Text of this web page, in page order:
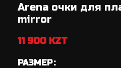
Arena очки для
mirror
11 900 KZT
РАЗМЕР